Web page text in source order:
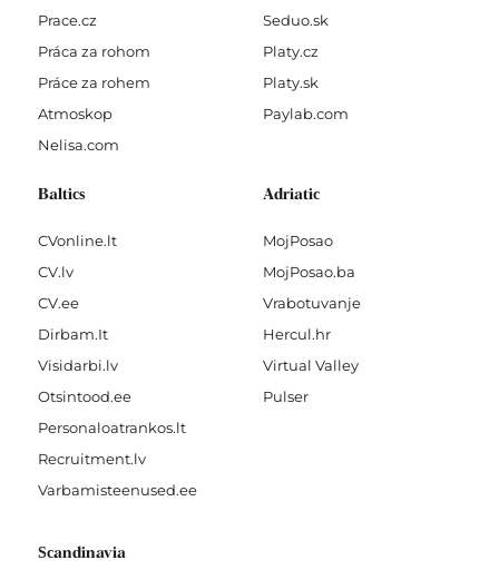
Prace.cz
Práca za rohom
Práce za rohem
Atmoskop
Nelisa.com
Seduo.sk
Platy.cz
Platy.sk
Paylab.com
Baltics
CVonline.lt
CV.lv
CV.ee
Dirbam.It
Visidarbi.lv
Otsintood.ee
Personaloatrankos.lt
Recruitment.lv
Varbamisteenused.ee
Adriatic
MojPosao
MojPosao.ba
Vrabotuvanje
Hercul.hr
Virtual Valley
Pulser
Scandinavia